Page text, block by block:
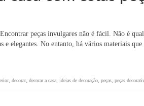
peças invulgares não é fácil. Não é
e elegantes. No entanto, há vários materiais
, decorar, decorar a casa ideias de decoração peças peças